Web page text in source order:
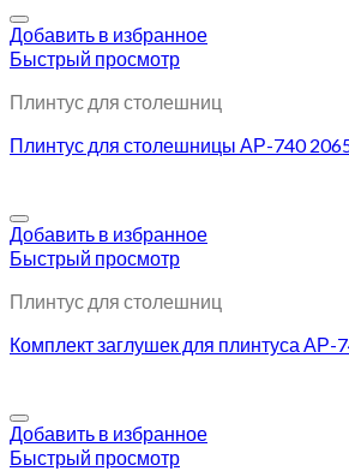
Добавить в избранное
Быстрый просмотр
Плинтус для столешниц
Плинтус для столешницы АР-740
Добавить в избранное
Быстрый просмотр
Плинтус для столешниц
Комплект заглушек для плинтуса АР-
Добавить в избранное
Быстрый просмотр